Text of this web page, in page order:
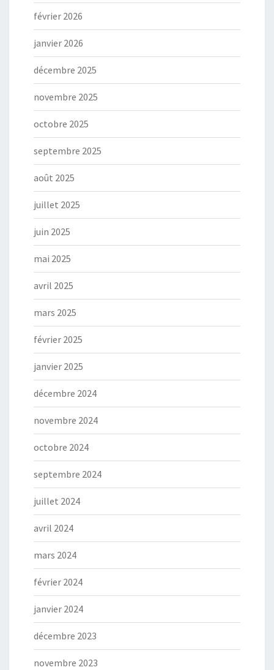
février 2026
janvier 2026
décembre 2025
novembre 2025
octobre 2025
septembre 2025
août 2025
juillet 2025
juin 2025
mai 2025
avril 2025
mars 2025
février 2025
janvier 2025
décembre 2024
novembre 2024
octobre 2024
septembre 2024
juillet 2024
avril 2024
mars 2024
février 2024
janvier 2024
décembre 2023
novembre 2023